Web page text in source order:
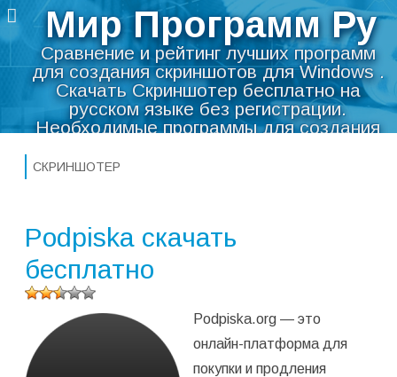
Мир Программ Ру
Сравнение и рейтинг лучших программ
для создания скриншотов для Windows .
Скачать Скриншотер бесплатно на
русском языке без регистрации.
Необходимые программы для создания
Мир Программ Ру
СКРИНШОТЕР
Podpiska скачать
бесплатно
Оцените
программу
4оценок,
среднее:
Podpiska.org — это
онлайн-платформа для
покупки и продления